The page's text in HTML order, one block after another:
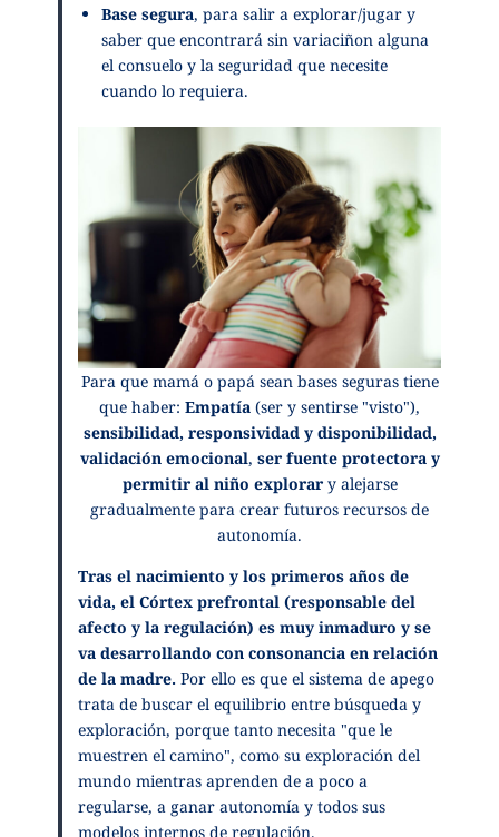
Base segura, para salir a explorar/jugar y
saber que encontrará sin variaciñon alguna
el consuelo y la seguridad que necesite
cuando lo requiera.
Para que mamá o papá sean bases seguras tiene
que haber: Empatía (ser y sentirse "visto"),
sensibilidad, responsividad y disponibilidad,
validación emocional, ser fuente protectora y
permitir al niño explorary alejarse
gradualmente para crear futuros recursos de
autonomía.
Tras el nacimiento y los primeros años de
vida, el Córtex prefrontal (responsable del
afecto y la regulación) es muy inmaduro y se
va desarrollando con consonancia en relación
de la madre. Por ello es que el sistema de apego
trata de buscar el equilibrio entre búsqueda y
exploración, porque tanto necesita "que le
muestren el camino", como su exploración del
mundo mientras aprenden de a poco a
regularse, a ganar autonomía y todos sus
modelos internos de regulación.